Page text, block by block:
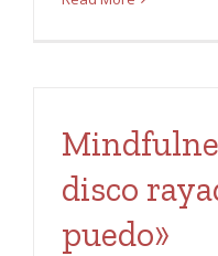
disco
puedo»